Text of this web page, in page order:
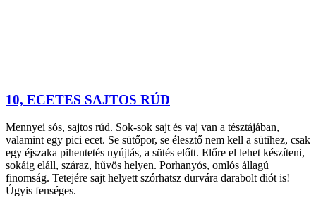
10, ECETES SAJTOS RÚD
Mennyei sós, sajtos rúd. Sok-sok sajt és vaj van a tésztájában,
valamint egy pici ecet. Se sütőpor, se élesztő nem kell a sütihez, csak
egy éjszaka pihentetés nyújtás, a sütés előtt. Előre el lehet készíteni,
sokáig eláll, száraz, hűvös helyen. Porhanyós, omlós állagú
finomság. Tetejére sajt helyett szórhatsz durvára darabolt diót is!
Úgyis fenséges.